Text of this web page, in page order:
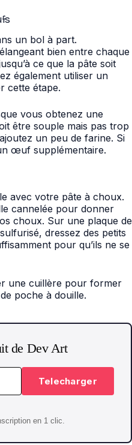
un bol à part.
bien entre chaque
ce que la pâte soit
également utiliser un
cette étape.
vous obtenez une
être souple mais pas trop
un peu de farine. Si
œuf supplémentaire.
avec votre pâte à choux.
cannelée pour donner
choux. Sur une plaque de
dressez des petits
pour qu’ils ne se
une cuillère pour former
poche à douille.
de Dev Art
Telecharger
en 1 clic.